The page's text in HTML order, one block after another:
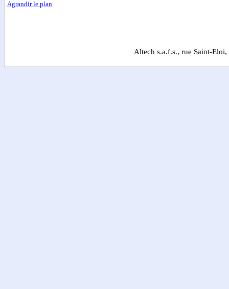
Agrandir le plan
Altech s.a.f.s., rue Saint-